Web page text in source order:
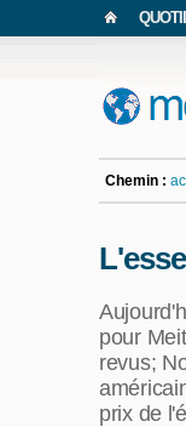
Chemin :
pour
revus;
prix de